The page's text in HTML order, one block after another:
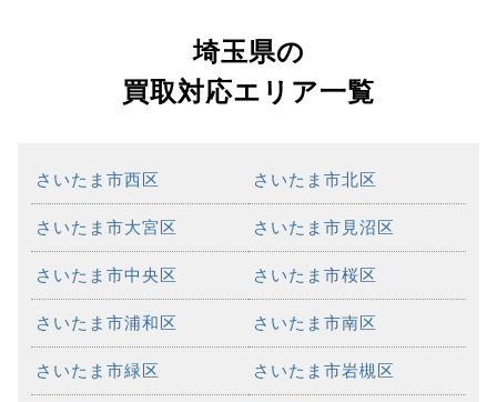
埼玉県の
買取対応エリア一覧
さいたま市西区 さいたま市北区
さいたま市大宮区 さいたま市見沼区
さいたま市中央区 さいたま市桜区
さいたま市浦和区 さいたま市南区
さいたま市緑区 さいたま市岩槻区